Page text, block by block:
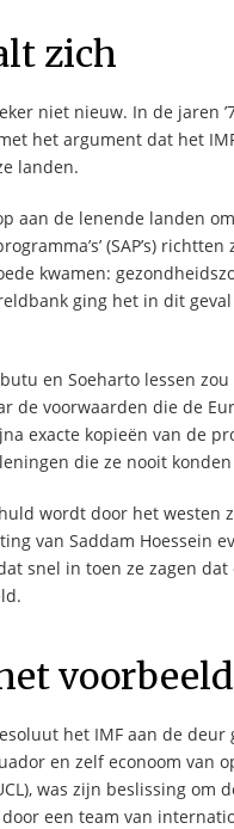
zich
niet nieuw. In de jaren
het argument dat het
landen.
aan de lenende landen
(SAP’s)
kwamen:
ging het in dit
en Soeharto lessen
de voorwaarden die de
exacte kopieën van de
die ze nooit
wordt door het westen
van Saddam Hoessein
snel in toen ze zagen
voorbeeld
het IMF aan de deur
en zelf econoom van
was zijn beslissing om
een team van